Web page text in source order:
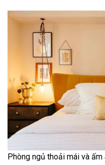
Phòng ngủ thoải mái và